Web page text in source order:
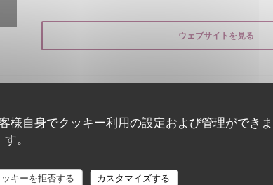
様自身でクッキー利用の設定および管理ができま
す。
キーを拒否する
カスタマイズする
ウェブサイトを見る